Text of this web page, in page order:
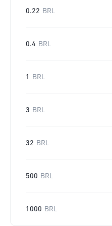
0.22 BRL
0.4 BRL
1 BRL
3 BRL
32 BRL
500 BRL
1000 BRL